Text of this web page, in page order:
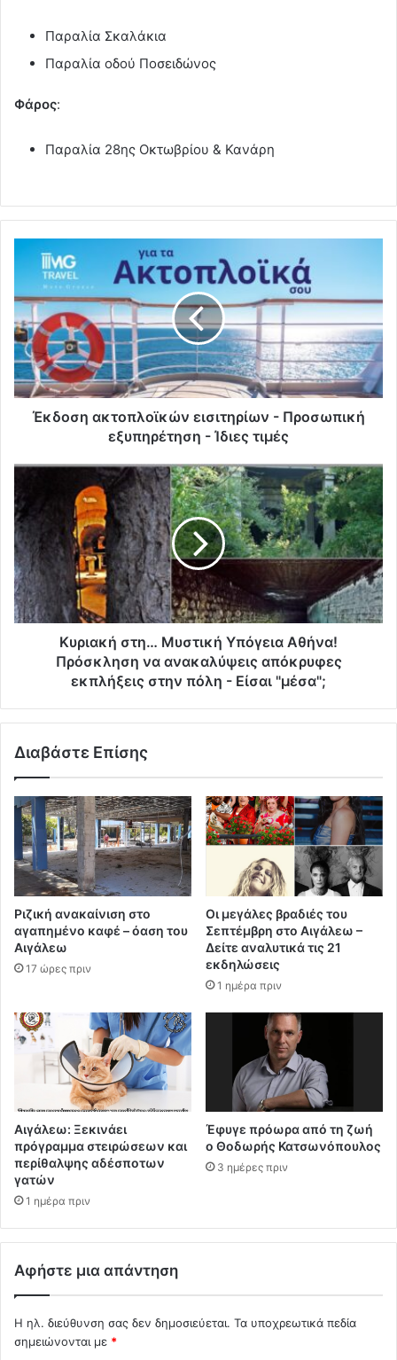
Παραλία Σκαλάκια
Παραλία οδού Ποσειδώνος
Φάρος:
Παραλία 28ης Οκτωβρίου & Κανάρη
Έκδοση ακτοπλοϊκών εισιτηρίων - Προσωπική
εξυπηρέτηση - Ίδιες τιμές
Κυριακή στη… Μυστική Υπόγεια Αθήνα!
Πρόσκληση να ανακαλύψεις απόκρυφες
εκπλήξεις στην πόλη - Είσαι "μέσα";
Διαβάστε Επίσης
Ριζική ανακαίνιση στο
αγαπημένο καφέ – όαση του
Αιγάλεω
17 ώρες πριν
Οι μεγάλες βραδιές του
Σεπτέμβρη στο Αιγάλεω –
Δείτε αναλυτικά τις 21
εκδηλώσεις
1 ημέρα πριν
Αιγάλεω: Ξεκινάει
πρόγραμμα στειρώσεων και
περίθαλψης αδέσποτων
γατών
1 ημέρα πριν
Έφυγε πρόωρα από τη ζωή
ο Θοδωρής Κατσωνόπουλος
3 ημέρες πριν
Αφήστε μια απάντηση
Η ηλ. διεύθυνση σας δεν δημοσιεύεται. Τα υποχρεωτικά πεδία
σημειώνονται με *